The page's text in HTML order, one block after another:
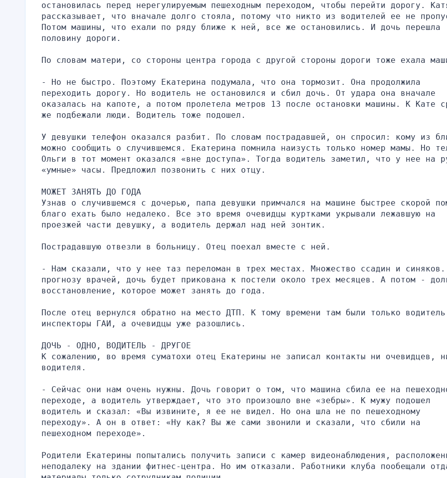
остановилась перед нерегулируемым пешеходным переходом, чтобы перейти дорогу.
рассказывает, что вначале долго стояла, потому что никто из водителей ее не
Потом машины, что ехали по ряду ближе к ней, все же остановились. И дочь перешла
половину дороги.
По словам матери, со стороны центра города с другой стороны дороги тоже ехала
- Но не быстро. Поэтому Екатерина подумала, что она тормозит. Она продолжила
переходить дорогу. Но водитель не остановился и сбил дочь. От удара она вначале
оказалась на капоте, а потом пролетела метров 13 после остановки машины. К Кате
же подбежали люди. Водитель тоже подошел.
У девушки телефон оказался разбит. По словам пострадавшей, он спросил: кому из
можно сообщить о случившемся. Екатерина помнила наизусть только номер мамы. Но
Ольги в тот момент оказался «вне доступа». Тогда водитель заметил, что у нее на
«умные» часы. Предложил позвонить с них отцу.
МОЖЕТ ЗАНЯТЬ ДО ГОДА
Узнав о случившемся с дочерью, папа девушки примчался на машине быстрее скорой
благо ехать было недалеко. Все это время очевидцы куртками укрывали лежавшую на
проезжей части девушку, а водитель держал над ней зонтик.
Пострадавшую отвезли в больницу. Отец поехал вместе с ней.
- Нам сказали, что у нее таз переломан в трех местах. Множество ссадин и
прогнозу врачей, дочь будет прикована к постели около трех месяцев. А потом -
восстановление, которое может занять до года.
После отец вернулся обратно на место ДТП. К тому времени там были только
инспекторы ГАИ, а очевидцы уже разошлись.
ДОЧЬ - ОДНО, ВОДИТЕЛЬ - ДРУГОЕ
К сожалению, во время суматохи отец Екатерины не записал контакты ни очевидцев,
водителя.
- Сейчас они нам очень нужны. Дочь говорит о том, что машина сбила ее на
переходе, а водитель утверждает, что это произошло вне «зебры». К мужу подошел
водитель и сказал: «Вы извините, я ее не видел. Но она шла не по пешеходному
переходу». А он в ответ: «Ну как? Вы же сами звонили и сказали, что сбили на
пешеходном переходе».
Родители Екатерины попытались получить записи с камер видеонаблюдения,
неподалеку на здании фитнес-центра. Но им отказали. Работники клуба пообещали